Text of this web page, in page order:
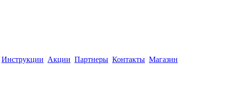
Инструкции Акции Партнеры Контакты Магазин